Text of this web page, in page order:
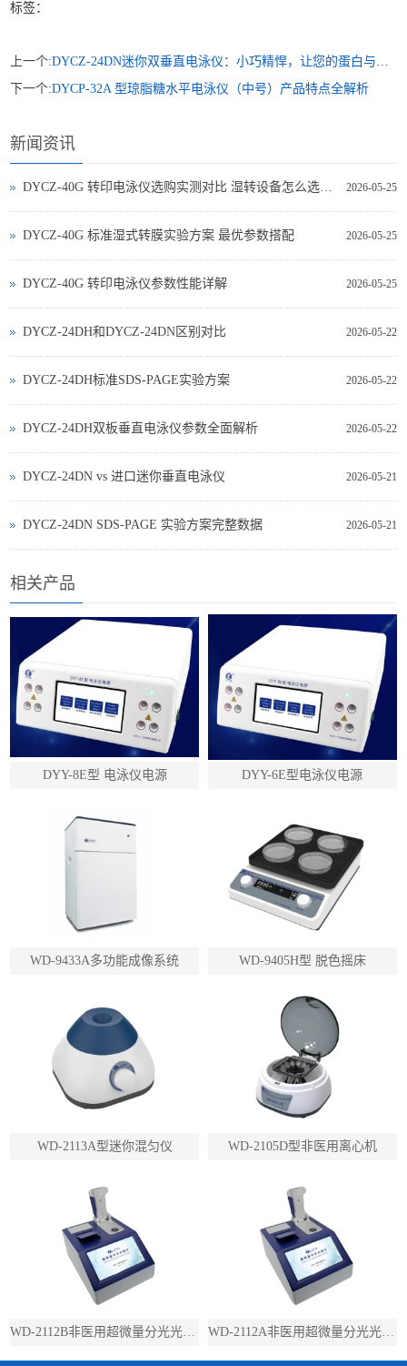
标签：
上一个:DYCZ-24DN迷你双垂直电泳仪：小巧精悍，让您的蛋白与核酸分析事半功倍
下一个:DYCP-32A 型琼脂糖水平电泳仪（中号）产品特点全解析
新闻资讯
2026-05-25
DYCZ-40G 转印电泳仪选购实测对比 湿转设备怎么选不踩坑
2026-05-25
DYCZ-40G 标准湿式转膜实验方案 最优参数搭配
2026-05-25
DYCZ-40G 转印电泳仪参数性能详解
2026-05-22
DYCZ-24DH和DYCZ-24DN区别对比
2026-05-22
DYCZ-24DH标准SDS-PAGE实验方案
2026-05-22
DYCZ-24DH双板垂直电泳仪参数全面解析
2026-05-21
DYCZ‑24DN vs 进口迷你垂直电泳仪
2026-05-21
DYCZ‑24DN SDS‑PAGE 实验方案完整数据
相关产品
DYY-8E型 电泳仪电源 DYY-6E型电泳仪电源
WD-9433A多功能成像系统 WD-9405H型 脱色摇床
WD-2113A型迷你混匀仪 WD-2105D型非医用离心机
WD-2112B非医用超微量分光光度计（带荧光） WD-2112A非医用超微量分光光度计（不带荧光）